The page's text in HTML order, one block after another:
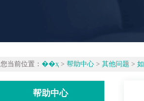
您当前位置： ��ҳ> 帮助中心> 其他问题 >
帮助中心